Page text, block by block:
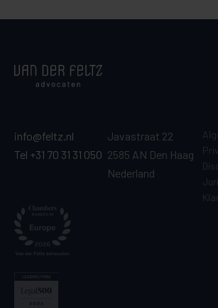
info@feltz.nl
Tel +31 70 31 31 050
Javastraat 22
2585 AN Den Haag
Nederland